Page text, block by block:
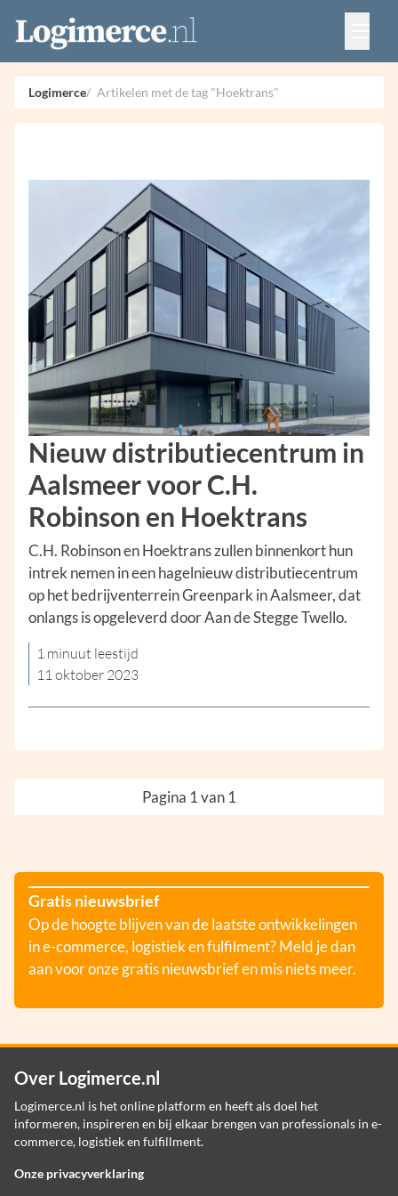
Vacatures
Events
Adverteren
Partners
Logimerce Artikelen met de tag "Hoektrans"
Nieuw distributiecentrum in
Aalsmeer voor C.H.
Robinson en Hoektrans
C.H. Robinson en Hoektrans zullen binnenkort hun
intrek nemen in een hagelnieuw distributiecentrum
op het bedrijventerrein Greenpark in Aalsmeer, dat
onlangs is opgeleverd door Aan de Stegge Twello.
1 minuut leestijd
11 oktober 2023
Pagina 1 van 1
Gratis nieuwsbrief
Op de hoogte blijven van de laatste ontwikkelingen
in e-commerce, logistiek en fulfilment? Meld je dan
aan voor onze gratis nieuwsbrief en mis niets meer.
Over Logimerce.nl
Logimerce.nl is het online platform en heeft als doel het
informeren, inspireren en bij elkaar brengen van professionals in e-
commerce, logistiek en fulfillment.
Onze privacyverklaring